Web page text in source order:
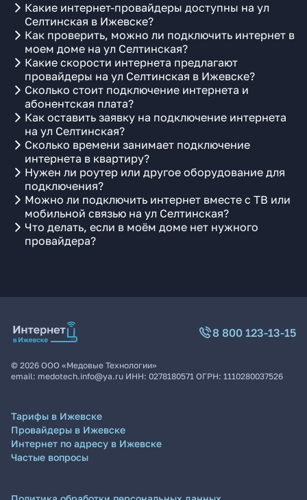
Какие интернет-провайдеры доступны на ул
Селтинская в Ижевске?
Как проверить, можно ли подключить интернет в
моем доме на ул Селтинская?
Какие скорости интернета предлагают
провайдеры на ул Селтинская в Ижевске?
Сколько стоит подключение интернета и
абонентская плата?
Как оставить заявку на подключение интернета
на ул Селтинская?
Сколько времени занимает подключение
интернета в квартиру?
Нужен ли роутер или другое оборудование для
подключения?
Можно ли подключить интернет вместе с ТВ или
мобильной связью на ул Селтинская?
Что делать, если в моём доме нет нужного
провайдера?
8 800 123-13-15
© 2026 ООО «Медовые Технологии»
email: medotech.info@ya.ru ИНН: 0278180571 ОГРН: 1110280037526
Тарифы в Ижевске
Провайдеры в Ижевске
Интернет по адресу в Ижевске
Частые вопросы